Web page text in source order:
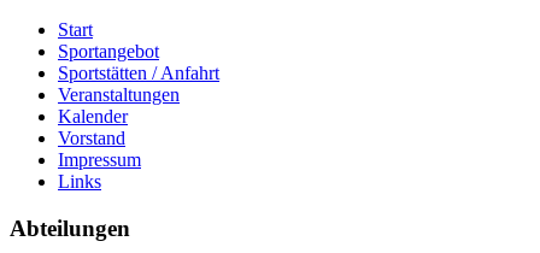
Start
Sportangebot
Sportstätten / Anfahrt
Veranstaltungen
Kalender
Vorstand
Impressum
Links
Abteilungen